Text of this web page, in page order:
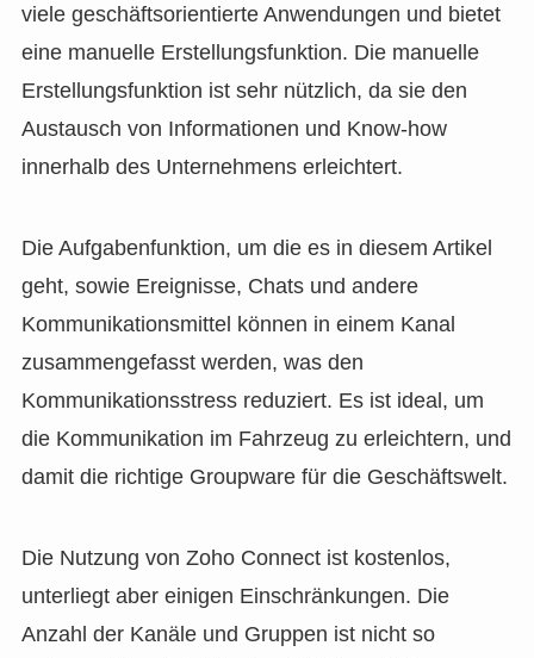
viele geschäftsorientierte Anwendungen und bietet
eine manuelle Erstellungsfunktion. Die manuelle
Erstellungsfunktion ist sehr nützlich, da sie den
Austausch von Informationen und Know-how
innerhalb des Unternehmens erleichtert.
Die Aufgabenfunktion, um die es in diesem Artikel
geht, sowie Ereignisse, Chats und andere
Kommunikationsmittel können in einem Kanal
zusammengefasst werden, was den
Kommunikationsstress reduziert. Es ist ideal, um
die Kommunikation im Fahrzeug zu erleichtern, und
damit die richtige Groupware für die Geschäftswelt.
Die Nutzung von Zoho Connect ist kostenlos,
unterliegt aber einigen Einschränkungen. Die
Anzahl der Kanäle und Gruppen ist nicht so